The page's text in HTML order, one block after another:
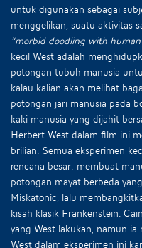
untuk digunakan sebagai
menggelikan, suatu aktivitas
“morbid doodling with
kecil West adalah
potongan tubuh manusia
kalau kalian akan melihat
potongan jari manusia pada
kaki manusia yang dijahit
Herbert West dalam film ini
brilian. Semua eksperimen
rencana besar: membuat
potongan mayat berbeda
Miskatonic, lalu
kisah klasik Frankenstein.
yang West lakukan, namun
West dalam eksperimen ini